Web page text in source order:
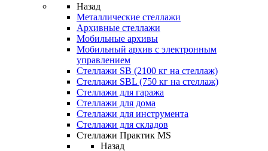
Назад
Металлические стеллажи
Архивные стеллажи
Мобильные архивы
Мобильный архив с электронным
управлением
Стеллажи SB (2100 кг на стеллаж)
Стеллажи SBL (750 кг на стеллаж)
Стеллажи для гаража
Стеллажи для дома
Стеллажи для инструмента
Стеллажи для складов
Стеллажи Практик MS
Назад